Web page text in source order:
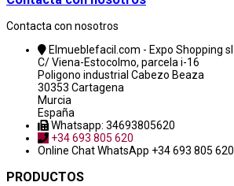
Contacta con nosotros
Elmueblefacil.com - Expo Shopping sl
C/ Viena-Estocolmo, parcela i-16
Poligono industrial Cabezo Beaza
30353 Cartagena
Murcia
España
Whatsapp: 34693805620
+34 693 805 620
Online ChatWhatsApp +34 693 805 620
PRODUCTOS